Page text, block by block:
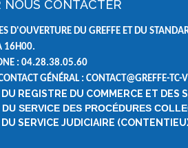
NOUS CONTACTER
D'OUVERTURE DU GREFFE ET DU
16H00.
: 04.28.38.05.60
GÉNÉRAL : CONTACT@GREFFE-TC-
REGISTRE DU COMMERCE ET DES
SERVICE DES PROCÉDURES
DU SERVICE JUDICIAIRE